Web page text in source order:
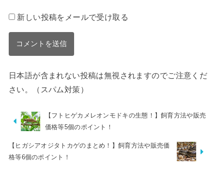
新しい投稿をメールで受け取る
日本語が含まれない投稿は無視されますのでご注意くだ
さい。（スパム対策）
【フトヒゲカメレオンモドキの生態！】飼育方法や販売
価格等5個のポイント！
【ヒガシアオジタトカゲのまとめ！】飼育方法や販売価
格等6個のポイント！